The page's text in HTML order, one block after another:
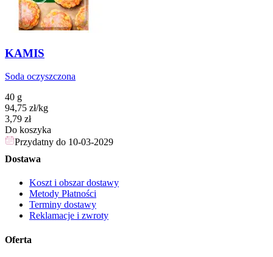
KAMIS
Soda oczyszczona
40 g
94,75 zł/kg
Cena
3,79 zł
Do koszyka
Przydatny do 10-03-2029
Dostawa
Koszt i obszar dostawy
Metody Płatności
Terminy dostawy
Reklamacje i zwroty
Oferta